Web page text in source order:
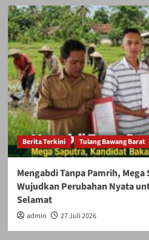
Berita Terkini Tulang Bawang Barat
Mengabdi Tanpa Pamrih,
Wujudkan Perubahan Nyata
Selamat
admin 27 Juli 2026